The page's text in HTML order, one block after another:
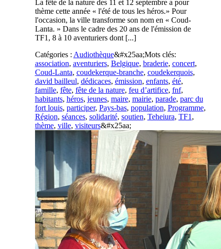
La fête de la nature des 11 et 12 septembre a pour
thème cette année « l'été de tous les héros.» Pour
l'occasion, la ville transforme son nom en « Coud-
Lanta. » Dans le cadre des 20 ans de l'émission de
TF1, 8 à 10 aventuriers dont [...]
Catégories : Audiothèque&#x25aa;Mots clés:
association, aventuriers, Belgique, braderie, concert,
Coud-Lanta, coudekerque-branche, coudekerquois,
david bailleul, dédicaces, émission, enfants, été,
famille, fête, fête de la nature, feu d’artifice, fnf,
habitants, héros, jeunes, maire, mairie, parade, parc du
fort louis, participer, Pays-bas, population, Programme,
Région, séances, solidarité, soutien, Teheiura, TF1 ,
thème, ville, visiteurs&#x25aa;